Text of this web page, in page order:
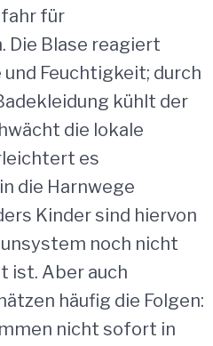
für
Die Blase reagiert
Feuchtigkeit; durch
kühlt der
die lokale
es
die Harnwege
Kinder sind hiervon
noch nicht
ist. Aber auch
häufig die Folgen:
nicht sofort in